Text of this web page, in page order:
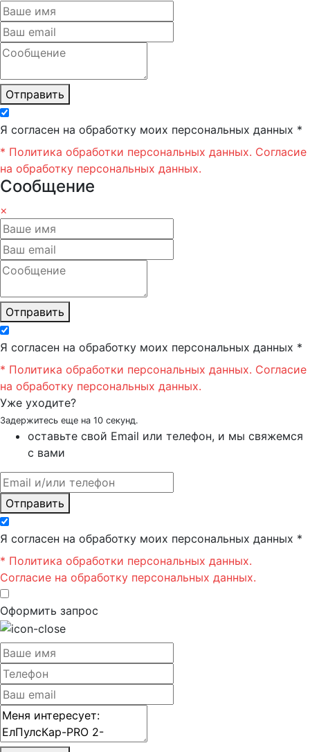
Отправить
Я согласен на обработку моих персональных данных *
* Политика обработки персональных данных. Согласие
на обработку персональных данных.
Сообщение
×
Отправить
Я согласен на обработку моих персональных данных *
* Политика обработки персональных данных. Согласие
на обработку персональных данных.
Уже уходите?
Задержитесь еще на 10 секунд.
оставьте свой Email или телефон, и мы свяжемся
с вами
Отправить
Я согласен на обработку моих персональных данных *
* Политика обработки персональных данных.
Согласие на обработку персональных данных.
Оформить запрос